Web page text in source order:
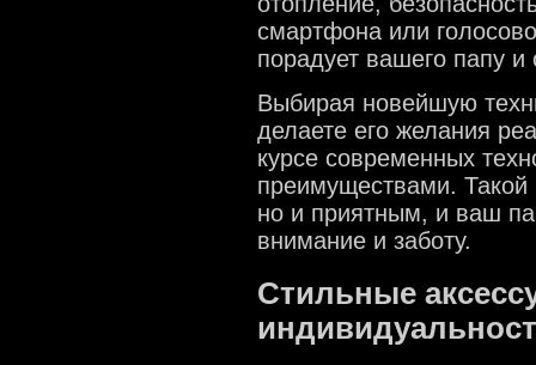
смартфона или
порадует вашего папу и
Выбирая новейшую
делаете его желания
курсе современных
преимуществами. Такой
но и приятным, и ваш
внимание и заботу.
Стильные